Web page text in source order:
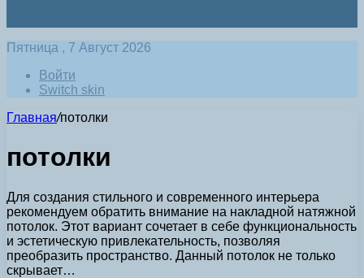
Пятница , 7 Август 2026
Войти
Switch skin
Главная/потолки
потолки
Для создания стильного и современного интерьера
рекомендуем обратить внимание на накладной натяжной
потолок. Этот вариант сочетает в себе функциональность
и эстетическую привлекательность, позволяя
преобразить пространство. Данный потолок не только
скрывает…